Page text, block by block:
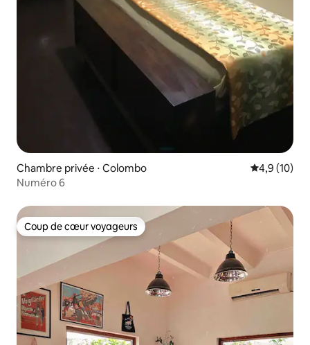
Chambre privée ⋅ Colombo Évaluation
4,9 (10)
Numéro 6
Coup de cœur voyageurs
Coup de cœur voyageurs